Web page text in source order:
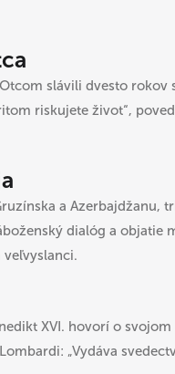
slávili dvesto rokov
riskujete život“,
a Azerbajdžanu,
dialóg a objatie
XVI. hovorí o
„Vydáva